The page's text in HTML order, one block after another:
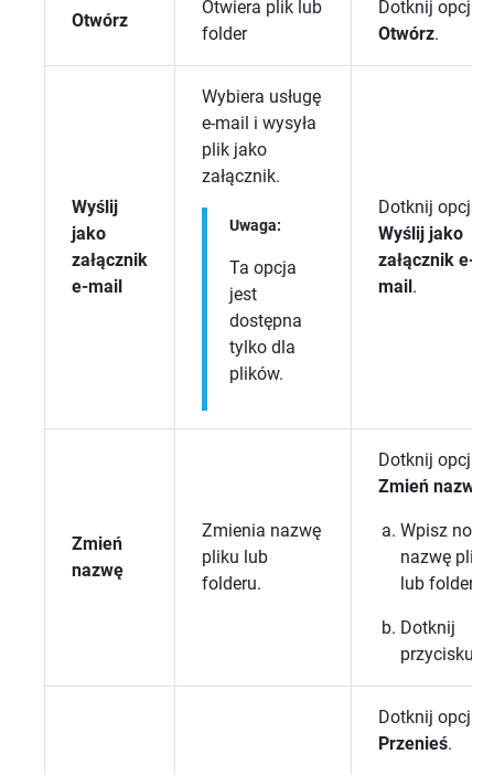
Otwórz
Otwiera plik lub
folder
Dotknij opcji
Otwórz.
Wyślij
jako
załącznik
e-mail
Wybiera usługę
e-mail i wysyła
plik jako
załącznik.
Uwaga:
Ta opcja
jest
dostępna
tylko dla
plików.
Dotknij opcji
Wyślij jako
załącznik e-
mail.
Zmień
nazwę
Zmienia nazwę
pliku lub
folderu.
Dotknij opcji
Zmień nazwę
Wpisz nową
nazwę pliku
lub folderu.
Dotknij
przycisku
Dotknij opcji
Przenieś.